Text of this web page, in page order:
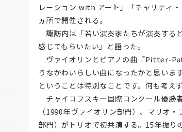
レーション with アート」「チャリティ
ヵ所で開催される。
諏訪内は「若い演奏家たちが演奏する
感じてもらいたい」と語った。
ヴァイオリンとピアノの曲『Pitter-
うなかわいらしい曲になったかと思いま
ということは特別なことです。何も考え
チャイコフスキー国際コンクール優勝
（1990年ヴァイオリン部門）、マリオ
部門）がトリオで初共演する。15年振